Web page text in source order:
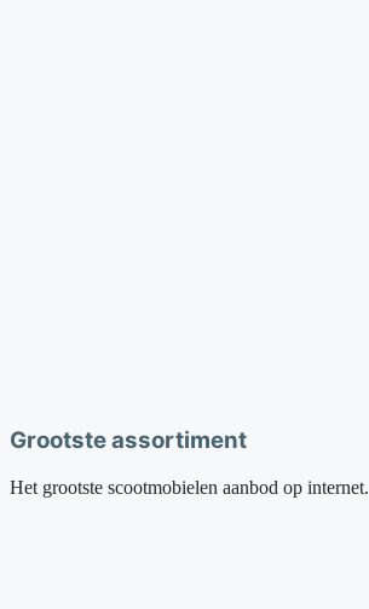
Grootste assortiment
Het grootste scootmobielen aanbod op internet.